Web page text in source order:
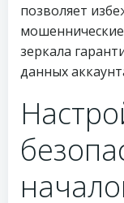
позволяет
зеркала
данных